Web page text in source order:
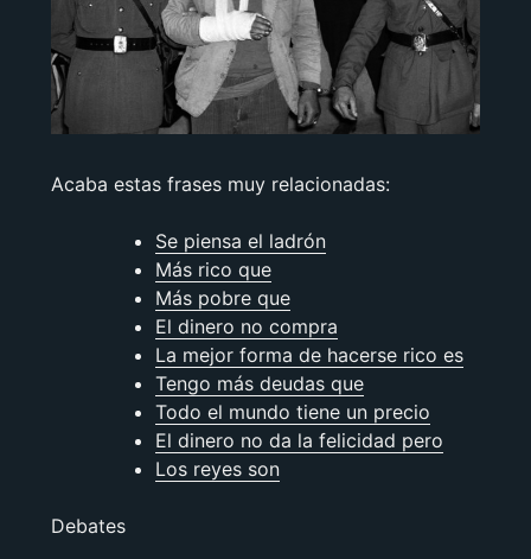
Acaba estas frases muy relacionadas:
Se piensa el ladrón
Más rico que
Más pobre que
El dinero no compra
La mejor forma de hacerse rico es
Tengo más deudas que
Todo el mundo tiene un precio
El dinero no da la felicidad pero
Los reyes son
Debates